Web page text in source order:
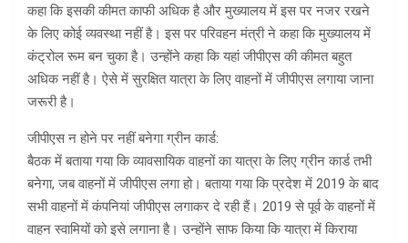
कहा कि इसकी कीमत काफी अधिक है और मुख्यालय में इस पर नजर रखने
के लिए कोई व्यवस्था नहीं है। इस पर परिवहन मंत्री ने कहा कि मुख्यालय में
कंट्रोल रूम बन चुका है। उन्होंने कहा कि यहां जीपीएस की कीमत बहुत
अधिक नहीं है। ऐसे में सुरक्षित यात्रा के लिए वाहनों में जीपीएस लगाया जाना
जरूरी है।
जीपीएस न होने पर नहीं बनेगा ग्रीन कार्ड:
बैठक में बताया गया कि व्यावसायिक वाहनों का यात्रा के लिए ग्रीन कार्ड तभी
बनेगा, जब वाहनों में जीपीएस लगा हो। बताया गया कि प्रदेश में 2019 के बाद
सभी वाहनों में कंपनियां जीपीएस लगाकर दे रही हैं। 2019 से पूर्व के वाहनों में
वाहन स्वामियों को इसे लगाना है। उन्होंने साफ किया कि यात्रा में किराया